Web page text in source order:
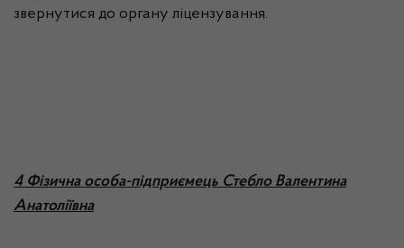
звернутися до органу ліцензування.
4 Фізична особа-підприємець Стебло Валентина
Анатоліївна